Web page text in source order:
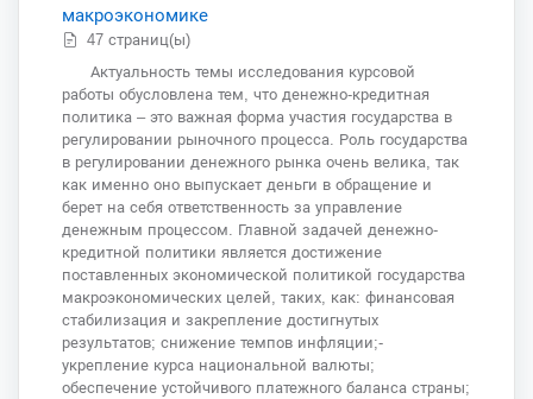
макроэкономике
47 страниц(ы)
Актуальность темы исследования курсовой
работы обусловлена тем, что денежно-кредитная
политика – это важная форма участия государства в
регулировании рыночного процесса. Роль государства
в регулировании денежного рынка очень велика, так
как именно оно выпускает деньги в обращение и
берет на себя ответственность за управление
денежным процессом. Главной задачей денежно-
кредитной политики является достижение
поставленных экономической политикой государства
макроэкономических целей, таких, как: финансовая
стабилизация и закрепление достигнутых
результатов; снижение темпов инфляции;-
укрепление курса национальной валюты;
обеспечение устойчивого платежного баланса страны;